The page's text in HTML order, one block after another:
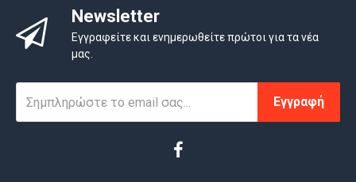
Newsletter
Εγγραφείτε και ενημερωθείτε πρώτοι για τα νέα
μας.
Εγγραφή